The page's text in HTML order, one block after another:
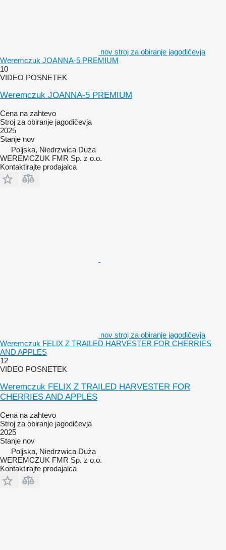
nov stroj za obiranje jagodičevja
Weremczuk JOANNA-5 PREMIUM
10
VIDEO POSNETEK
Weremczuk JOANNA-5 PREMIUM
Cena na zahtevo
Stroj za obiranje jagodičevja
2025
Stanje nov
Poljska, Niedrzwica Duża
WEREMCZUK FMR Sp. z o.o.
Kontaktirajte prodajalca
nov stroj za obiranje jagodičevja
Weremczuk FELIX Z TRAILED HARVESTER FOR CHERRIES
AND APPLES
12
VIDEO POSNETEK
Weremczuk FELIX Z TRAILED HARVESTER FOR
CHERRIES AND APPLES
Cena na zahtevo
Stroj za obiranje jagodičevja
2025
Stanje nov
Poljska, Niedrzwica Duża
WEREMCZUK FMR Sp. z o.o.
Kontaktirajte prodajalca